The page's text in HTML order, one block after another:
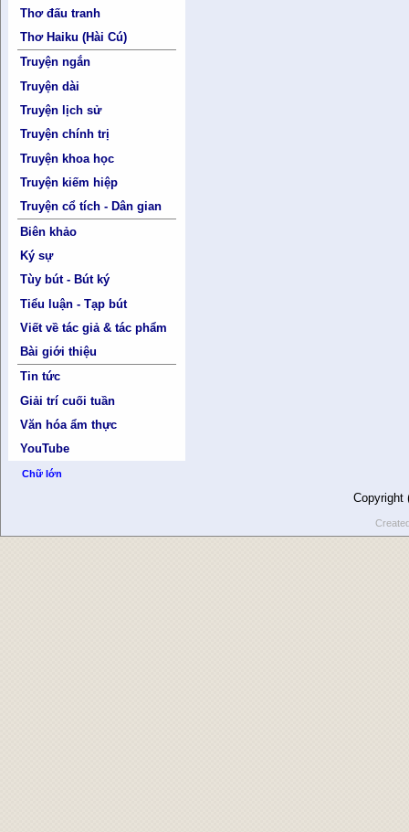
Thơ đấu tranh
Thơ Haiku (Hài Cú)
Truyện ngắn
Truyện dài
Truyện lịch sử
Truyện chính trị
Truyện khoa học
Truyện kiếm hiệp
Truyện cổ tích - Dân gian
Biên khảo
Ký sự
Tùy bút - Bút ký
Tiểu luận - Tạp bút
Viết về tác giả & tác phẩm
Bài giới thiệu
Tin tức
Giải trí cuối tuần
Văn hóa ẩm thực
YouTube
Chữ lớn
Copyright